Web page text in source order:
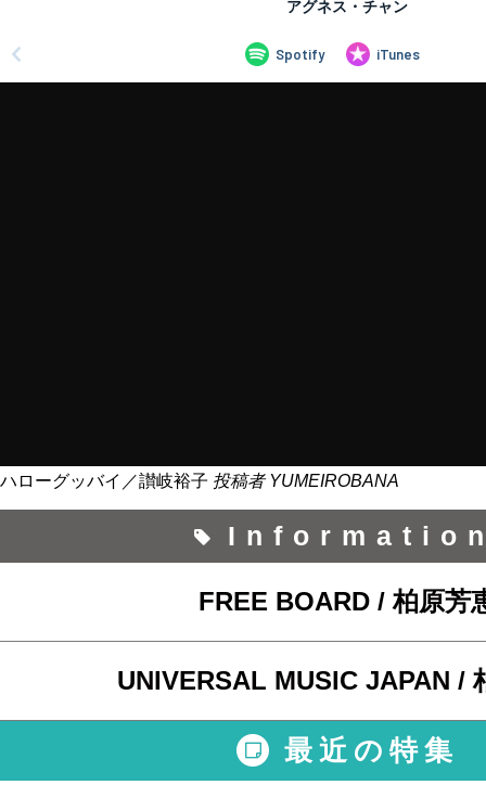
ハローグッバイ／讃岐裕子 投稿者YUMEIROBANA
FREE BOARD / 柏原芳
UNIVERSAL MUSIC JAPAN /
最近の特集